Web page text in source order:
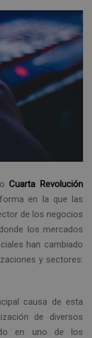
Cuarta Revolución
en la que las
de los negocios
los mercados
han cambiado
y sectores:
causa de esta
de diversos
en uno de los